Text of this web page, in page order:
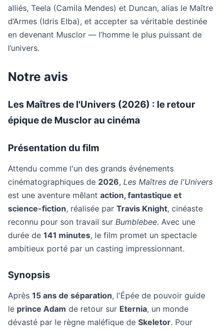
alliés, Teela (Camila Mendes) et Duncan, alias le Maître
d’Armes (Idris Elba), et accepter sa véritable destinée
en devenant Musclor — l’homme le plus puissant de
l’univers.
Notre avis
Les Maîtres de l'Univers (2026) : le retour
épique de Musclor au cinéma
Présentation du film
Attendu comme l'un des grands événements
cinématographiques de 2026, Les Maîtres de l'Univers
est une aventure mêlant action, fantastique et
science-fiction, réalisée par Travis Knight, cinéaste
reconnu pour son travail sur Bumblebee. Avec une
durée de 141 minutes, le film promet un spectacle
ambitieux porté par un casting impressionnant.
Synopsis
Après 15 ans de séparation, l'Épée de pouvoir guide
le prince Adam de retour sur Eternia, un monde
dévasté par le règne maléfique de Skeletor. Pour